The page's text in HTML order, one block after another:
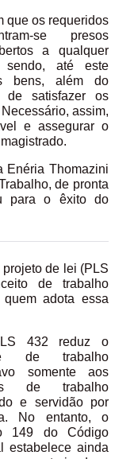
que os requeridos
se presos
a qualquer
sendo, até este
bens, além do
de satisfazer os
assim,
e assegurar o
Enéria Thomazini
de pronta
para o êxito do
de lei (PLS
de trabalho
adota essa
432 reduz o
de trabalho
somente aos
de trabalho
e servidão por
No entanto, o
149 do Código
estabelece ainda